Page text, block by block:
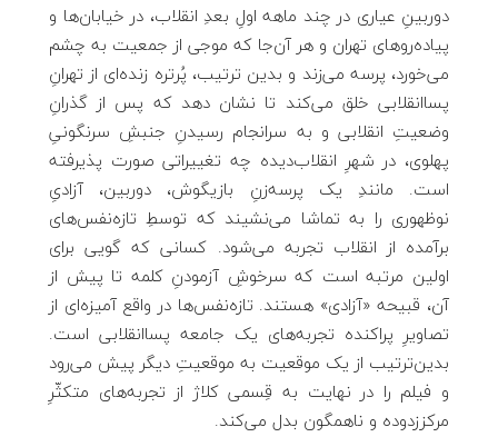
دوربینِ عیاری در چند ماهه اولِ بعدِ انقلاب، در خیابان‌ها و
پیاده‌روهای تهران و هر آن‌جا که موجی از جمعیت به چشم
می‌خورد، پرسه می‌زند و بدین ترتیب، پُرتره زنده‌ای از تهرانِ
پساانقلابی خلق می‌کند تا نشان دهد که پس از گذرانِ
وضعیتِ انقلابی و به سرانجام رسیدنِ جنبشِ سرنگونیِ
پهلوی، در شهرِ انقلاب‌دیده چه تغییراتی صورت پذیرفته
است. مانندِ یک پرسه‌زنِ بازیگوش، دوربین، آزادیِ
نوظهوری را به تماشا می‌نشیند که توسطِ تازه‌نفس‌های
برآمده از انقلاب تجربه می‌شود. کسانی که گویی برای
اولین مرتبه است که سرخوشِ آزمودنِ کلمه تا پیش از
آن، قبیحه «آزادی» هستند. تازه‌نفس‌ها در واقع آمیزه‌ای از
تصاویرِ پراکنده تجربه‌های یک جامعه پساانقلابی است.
بدین‌ترتیب از یک موقعیت به موقعیتِ دیگر پیش می‌رود
و فیلم را در نهایت به قِسمی کلاژ از تجربه‌های متکثّرِ
مرکززدوده و ناهمگون بدل می‌کند.